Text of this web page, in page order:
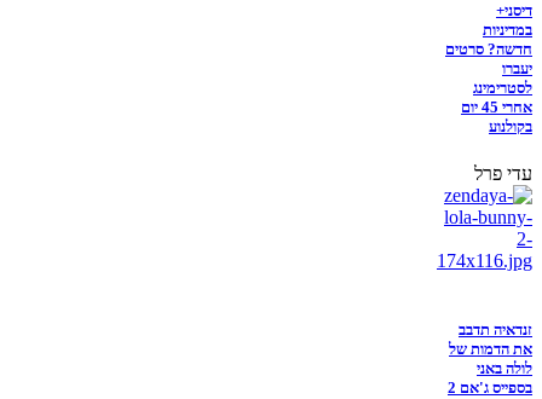
דיסני+
במדיניות
חדשה? סרטים
יעברו
לסטרימינג
אחרי 45 יום
בקולנוע
עדי פרל
זנדאיה תדבב
את הדמות של
לולה באני
בספייס ג'אם 2